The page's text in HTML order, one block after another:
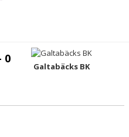
0
Galtabäcks BK